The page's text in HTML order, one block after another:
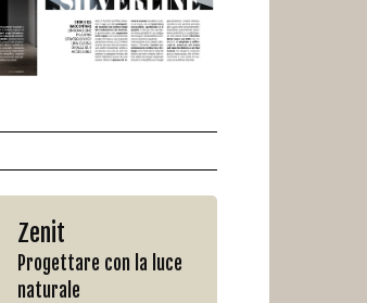
Zenit
Progettare con la luce
naturale